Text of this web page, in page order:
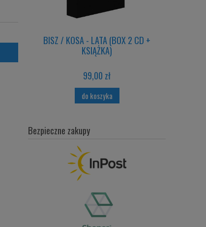
BISZ / KOSA - LATA (BOX 2 CD +
KSIĄŻKA)
99,00 zł
do koszyka
Bezpieczne zakupy